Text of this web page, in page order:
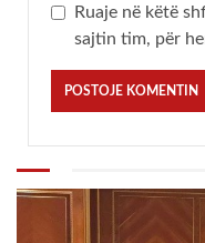
Ruaje në këtë
sajtin tim, për